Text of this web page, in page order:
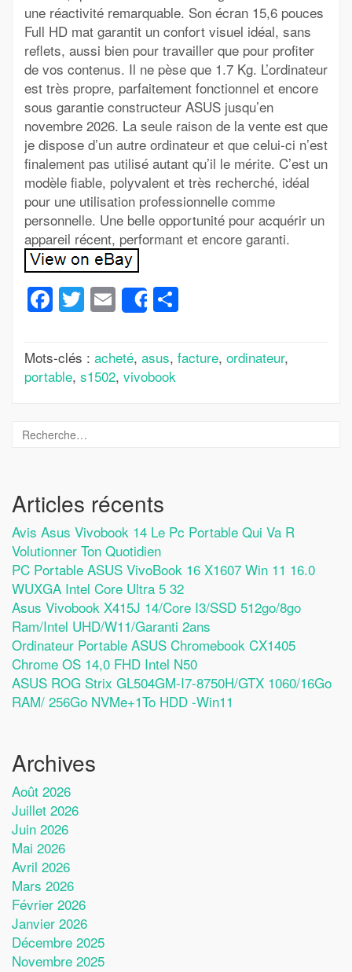
une réactivité remarquable. Son écran 15,6 pouces
Full HD mat garantit un confort visuel idéal, sans
reflets, aussi bien pour travailler que pour profiter
de vos contenus. Il ne pèse que 1.7 Kg. L’ordinateur
est très propre, parfaitement fonctionnel et encore
sous garantie constructeur ASUS jusqu’en
novembre 2026. La seule raison de la vente est que
je dispose d’un autre ordinateur et que celui-ci n’est
finalement pas utilisé autant qu’il le mérite. C’est un
modèle fiable, polyvalent et très recherché, idéal
pour une utilisation professionnelle comme
personnelle. Une belle opportunité pour acquérir un
appareil récent, performant et encore garanti.
Facebook
Twitter
Email
Share
Mots-clés : acheté, asus, facture, ordinateur,
portable, s1502, vivobook
Articles récents
Avis Asus Vivobook 14 Le Pc Portable Qui Va R
Volutionner Ton Quotidien
PC Portable ASUS VivoBook 16 X1607 Win 11 16.0
WUXGA Intel Core Ultra 5 32
Asus Vivobook X415J 14/Core I3/SSD 512go/8go
Ram/Intel UHD/W11/Garanti 2ans
Ordinateur Portable ASUS Chromebook CX1405
Chrome OS 14,0 FHD Intel N50
ASUS ROG Strix GL504GM-I7-8750H/GTX 1060/16Go
RAM/ 256Go NVMe+1To HDD -Win11
Archives
Août 2026
Juillet 2026
Juin 2026
Mai 2026
Avril 2026
Mars 2026
Février 2026
Janvier 2026
Décembre 2025
Novembre 2025